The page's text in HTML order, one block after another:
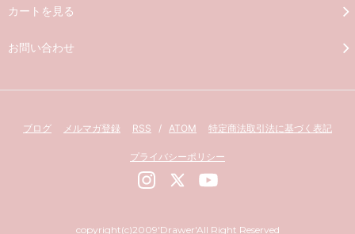
カートを見る
お問い合わせ
ブログ メルマガ登録 RSS / ATOM 特定商法取引法に基づく表記
プライバシーポリシー
copyright(c)2009'Drawer'All Right Reserved